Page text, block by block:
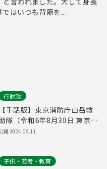
はいつも背筋を...
行財政
【手話版】東京消防庁山岳救
隊（令和6年8月30日 東京デ
リーニュース特別版）
開2024.09.11
子供・若者・教育